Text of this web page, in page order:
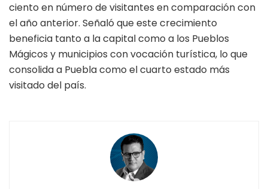
ciento en número de visitantes en comparación con
el año anterior. Señaló que este crecimiento
beneficia tanto a la capital como a los Pueblos
Mágicos y municipios con vocación turística, lo que
consolida a Puebla como el cuarto estado más
visitado del país.